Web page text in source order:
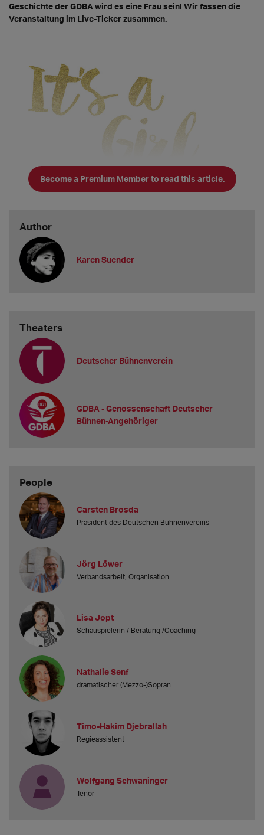
Geschichte der GDBA wird es eine Frau sein! Wir fassen die
Veranstaltung im Live-Ticker zusammen.
heutigen 18. Mai endlich so weit: Es wird gewählt!
Wir halten Euch hier live über den Ablauf des
Become a Premium Member to read this article.
Author
Karen Suender
Theaters
Deutscher Bühnenverein
GDBA - Genossenschaft Deutscher
Bühnen-Angehöriger
People
Carsten Brosda
Präsident des Deutschen Bühnenvereins
Jörg Löwer
Verbandsarbeit, Organisation
Lisa Jopt
Schauspielerin / Beratung /Coaching
Nathalie Senf
dramatischer (Mezzo-)Sopran
Timo-Hakim Djebrallah
Regieassistent
Wolfgang Schwaninger
Tenor